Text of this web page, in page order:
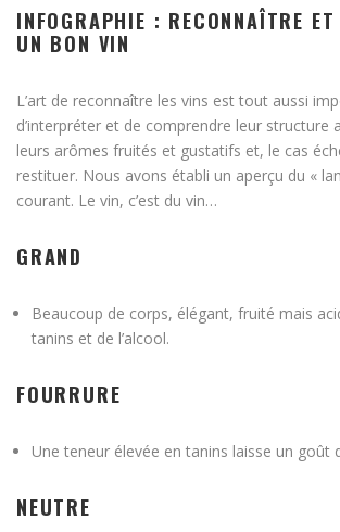
INFOGRAPHIE : RECONNAÎTRE
UN BON VIN
L’art de reconnaître les vins est tout aussi
d’interpréter et de comprendre leur structure
leurs arômes fruités et gustatifs et, le cas
restituer. Nous avons établi un aperçu du «
courant. Le vin, c’est du vin…
GRAND
Beaucoup de corps, élégant, fruité mais
tanins et de l’alcool.
FOURRURE
Une teneur élevée en tanins laisse un goût
NEUTRE